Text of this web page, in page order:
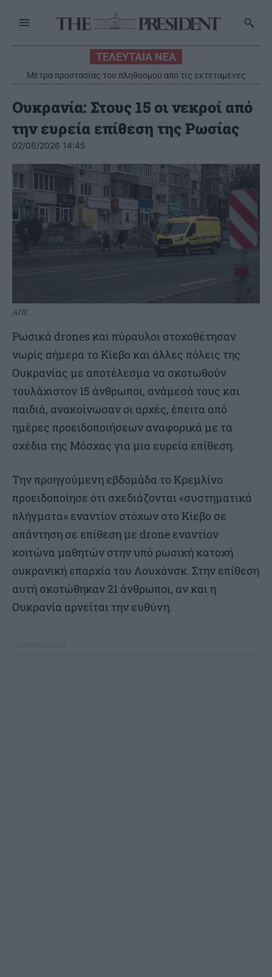
ΤΕΛΕΥΤΑΙΑ ΝΕΑ
Μέτρα προστασίας του πληθυσμού από τις εκτεταμένες
πυρκαγιές
Ουκρανία: Στους 15 οι νεκροί από
την ευρεία επίθεση της Ρωσίας
02/06/2026 14:45
ΑΠΕ
Ρωσικά drones και πύραυλοι στοχοθέτησαν
νωρίς σήμερα το Κίεβο και άλλες πόλεις της
Ουκρανίας με αποτέλεσμα να σκοτωθούν
τουλάχιστον 15 άνθρωποι, ανάμεσά τους και
παιδιά, ανακοίνωσαν οι αρχές, έπειτα από
ημέρες προειδοποιήσεων αναφορικά με τα
σχέδια της Μόσχας για μια ευρεία επίθεση.
Την προηγούμενη εβδομάδα το Κρεμλίνο
προειδοποίησε ότι σχεδιάζονται «συστηματικά
πλήγματα» εναντίον στόχων στο Κίεβο σε
απάντηση σε επίθεση με drone εναντίον
κοιτώνα μαθητών στην υπό ρωσική κατοχή
ουκρανική επαρχία του Λουχάνσκ. Στην επίθεση
αυτή σκοτώθηκαν 21 άνθρωποι, αν και η
Ουκρανία αρνείται την ευθύνη.